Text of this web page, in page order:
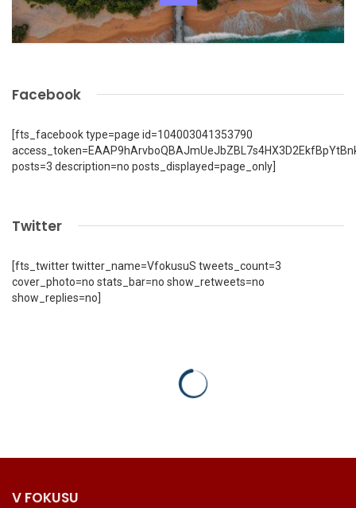
Facebook
[fts_facebook type=page id=104003041353790
posts=3 description=no posts_displayed=page_only]
Twitter
[fts_twitter twitter_name=VfokusuS tweets_count=3
cover_photo=no stats_bar=no show_retweets=no
show_replies=no]
V FOKUSU